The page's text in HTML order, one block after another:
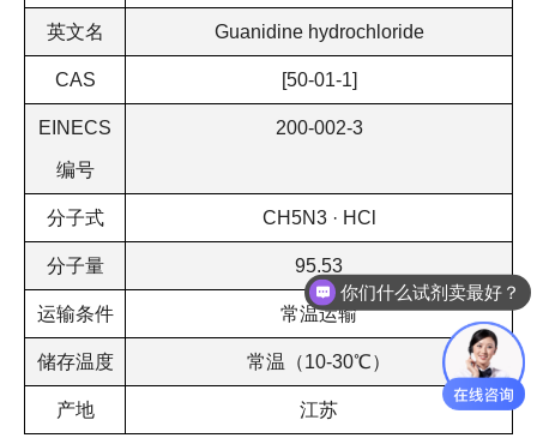
英文名 Guanidine hydrochloride
CAS [50-01-1]
EINECS
编号
200-002-3
分子式 CH5N3 · HCl
分子量 95.53
运输条件 常温运输
储存温度 常温（10-30℃）
产地 江苏
你们什么试剂卖最好？